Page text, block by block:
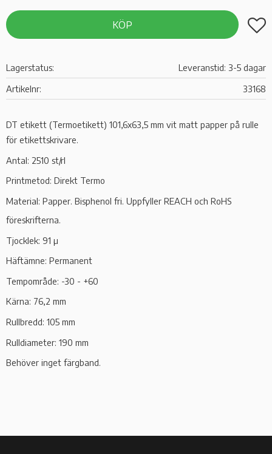
KÖP Lägg
Lagerstatus
Leveranstid: 3-5 dagar
Artikelnr
33168
DT etikett (Termoetikett) 101,6x63,5 mm vit matt papper på rulle
för etikettskrivare.
Antal: 2510 st/rl
Printmetod: Direkt Termo
Material: Papper. Bisphenol fri. Uppfyller REACH och RoHS
föreskrifterna.
Tjocklek: 91 µ
Häftämne: Permanent
Tempområde: -30 - +60
Kärna: 76,2 mm
Rullbredd: 105 mm
Rulldiameter: 190 mm
Behöver inget färgband.